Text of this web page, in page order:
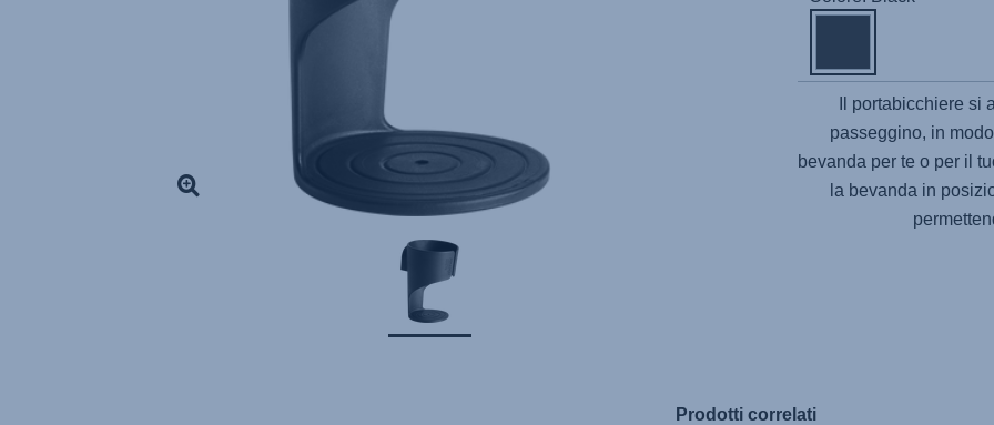
Il portabicchiere si
passeggino, in
bevanda per te o per il
la bevanda in
Prodotti correlati